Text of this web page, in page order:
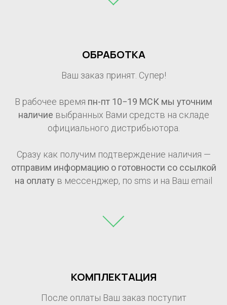
ОБРАБОТКА
Ваш заказ принят. Супер!
В рабочее время пн-пт 10−19 МСК мы уточним
наличие выбранных Вами средств на складе
официального дистрибьютора.
Сразу как получим подтверждение наличия —
отправим информацию о готовности со ссылкой
на оплату в мессенджер, по sms и на Ваш email
КОМПЛЕКТАЦИЯ
После оплаты Ваш заказ поступит